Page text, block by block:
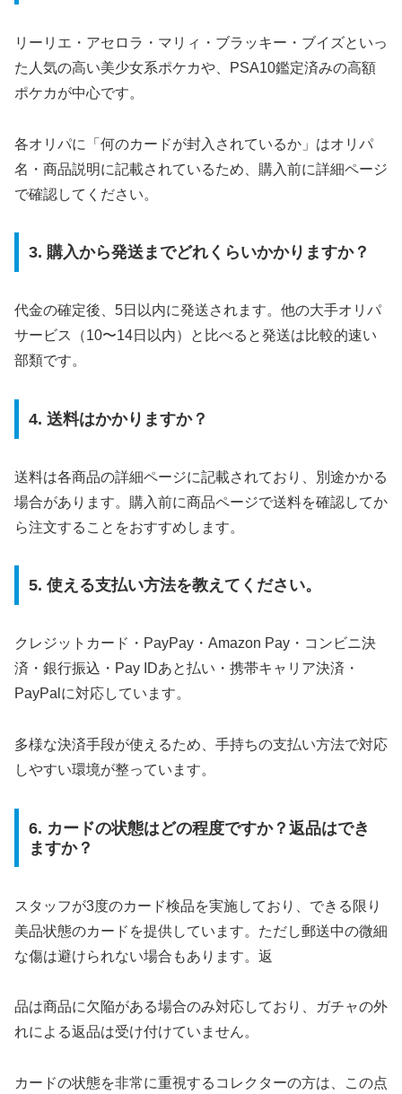
リーリエ・アセロラ・マリィ・ブラッキー・ブイズといっ
た人気の高い美少女系ポケカや、PSA10鑑定済みの高額
ポケカが中心です。
各オリパに「何のカードが封入されているか」はオリパ
名・商品説明に記載されているため、購入前に詳細ページ
で確認してください。
3. 購入から発送までどれくらいかかりますか？
代金の確定後、5日以内に発送されます。他の大手オリパ
サービス（10〜14日以内）と比べると発送は比較的速い
部類です。
4. 送料はかかりますか？
送料は各商品の詳細ページに記載されており、別途かかる
場合があります。購入前に商品ページで送料を確認してか
ら注文することをおすすめします。
5. 使える支払い方法を教えてください。
クレジットカード・PayPay・Amazon Pay・コンビニ決
済・銀行振込・Pay IDあと払い・携帯キャリア決済・
PayPalに対応しています。
多様な決済手段が使えるため、手持ちの支払い方法で対応
しやすい環境が整っています。
6. カードの状態はどの程度ですか？返品はでき
ますか？
スタッフが3度のカード検品を実施しており、できる限り
美品状態のカードを提供しています。ただし郵送中の微細
な傷は避けられない場合もあります。返
品は商品に欠陥がある場合のみ対応しており、ガチャの外
れによる返品は受け付けていません。
カードの状態を非常に重視するコレクターの方は、この点